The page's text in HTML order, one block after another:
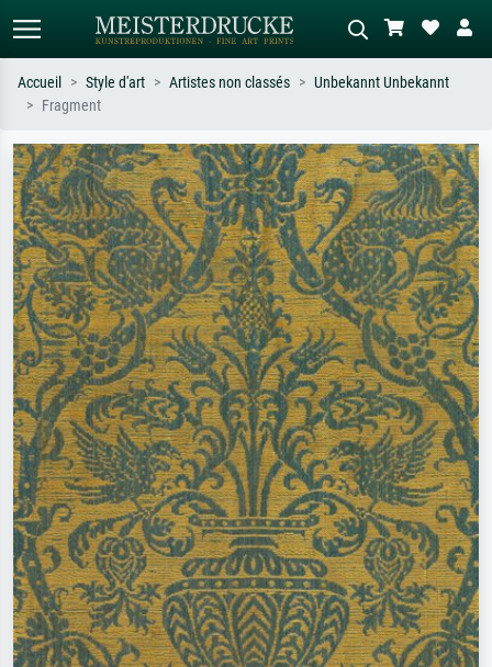
Recherchez par artiste, titre ou style –
ex. Monet, Nuit étoilée,
impressionnisme, vague de Hokusai,
nu.
Décrivez la scène – ex. prairie verte,
abstrait avec beaucoup de rouge,
tableau sombre, nu debout près d'un
arbre.
Accueil Style d'art Artistes non classés
Unbekannt Unbekannt
Fragment